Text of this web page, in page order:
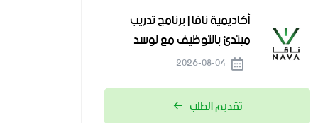
أكاديمية نافا | برنامج تدريب
مبتدئ بالتوظيف مع لوسد
تقديم الطلب